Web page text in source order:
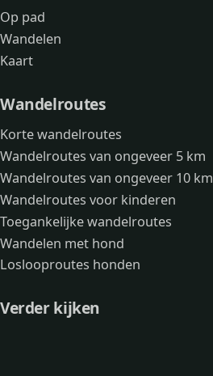
Op pad
Wandelen
Kaart
Wandelroutes
Korte wandelroutes
Wandelroutes van ongeveer 5 km
Wandelroutes van ongeveer 10 km
Wandelroutes voor kinderen
Toegankelijke wandelroutes
Wandelen met hond
Loslooproutes honden
Verder kijken